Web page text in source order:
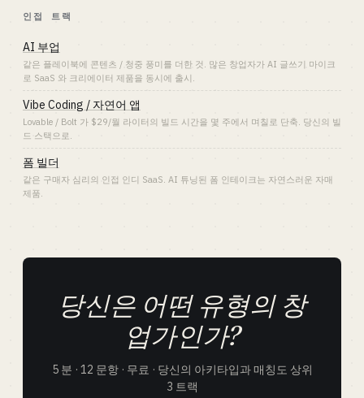
인접 트랙
AI 부업
같은 플레이북에 콘텐츠 / 청중 풍미를 더한 것. 많은 창업자가 AI 글쓰기 마이크
로 SaaS 와 크리에이터 제품을 동시에 출시.
Vibe Coding / 자연어 앱
Lovable / Bolt 가 $29/월 라이터의 빌드 시간을 몇 주에서 며칠로 단축. 당신의 빌
드 스택으로.
폼 빌더
같은 구매자 심리의 인접 인디 SaaS. AI 튜닝된 폼 인테이크는 자연스러운 자매
제품.
당신은 어떤 유형의 창
업가인가?
5 분 · 12 문항 · 무료 · 당신의 아키타입과 매칭도 상위
3 트랙